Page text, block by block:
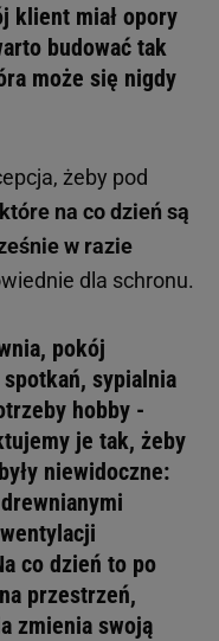
klient miał opory
budować tak
może się nigdy
żeby pod
na co dzień są
w razie
dla schronu.
pokój
sypialnia
hobby -
je tak, żeby
niewidoczne:
co dzień to po
przestrzeń,
zmienia swoją